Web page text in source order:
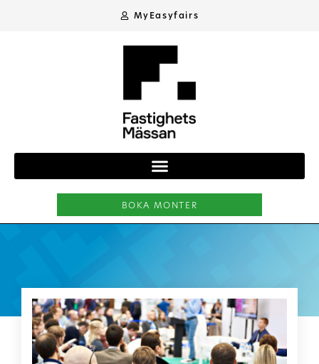
MyEasyfairs
BOKA MONTER